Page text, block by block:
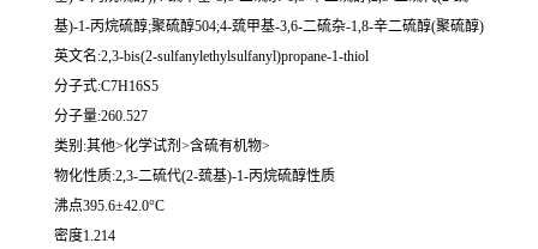
基)-1-丙烷硫醇;聚硫醇504;4-巯甲基-3,6-二硫杂-1,8-辛二硫醇(聚硫醇)
英文名:2,3-bis(2-sulfanylethylsulfanyl)propane-1-thiol
分子式:C7H16S5
分子量:260.527
类别:其他>化学试剂>含硫有机物>
物化性质:2,3-二硫代(2-巯基)-1-丙烷硫醇性质
沸点395.6±42.0°C
密度1.214